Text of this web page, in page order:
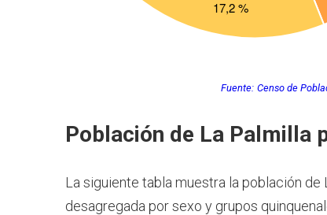
Fuente: Censo de
Población de La Palmilla
La siguiente tabla muestra la población de
desagregada por sexo y grupos